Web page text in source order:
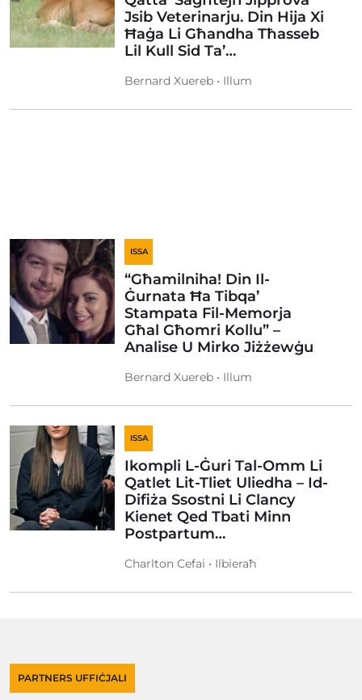
Jsib Veterinarju. Din Hija Xi
Ħaġa Li Għandha Tħasseb
Lil Kull Sid Ta’…
Bernard Xuereb • Illum
ISSA
“Għamilniha! Din Il-
Ġurnata Ħa Tibqa’
Stampata Fil-Memorja
Għal Għomri Kollu” –
Analise U Mirko Jiżżewġu
Bernard Xuereb • Illum
ISSA
Ikompli L-Ġuri Tal-Omm Li
Qatlet Lit-Tliet Uliedha – Id-
Difiża Ssostni Li Clancy
Kienet Qed Tbati Minn
Postpartum…
Charlton Cefai • Ilbieraħ
PARTNERS UFFIĊJALI